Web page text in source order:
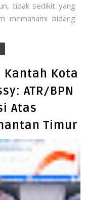
tidak sedikit yang
memahami bidang
Kota
ATR/BPN
Atas
Timur